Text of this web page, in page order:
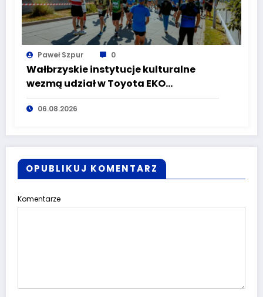
Paweł Szpur 0
Wałbrzyskie instytucje kulturalne
wezmą udział w Toyota EKO
Półmaraton Wałbrzych
06.08.2026
OPUBLIKUJ KOMENTARZ
Komentarze